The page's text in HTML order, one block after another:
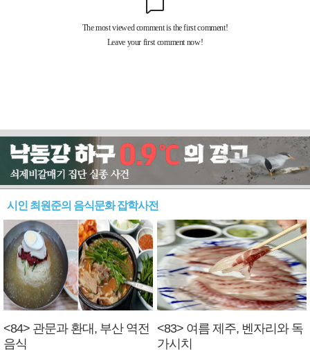
시인 최원준의 음식문화 잡학사전
<84> 관문과 환대, 부산 역전
음식
<83> 여름 제주, 벤자리와 독
가시치